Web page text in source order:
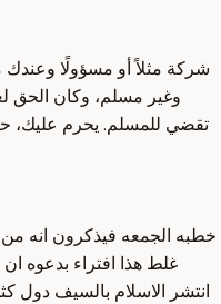
شركة مثلاً أو مسؤولًا
وغير مسلم، وكان الحق
تقضي للمسلم. يحرم عليك،
خطبه الجمعه فيذكرون انه
غلط هذا افتراء بدعوه
انتشر الاسلام بالسيف دول